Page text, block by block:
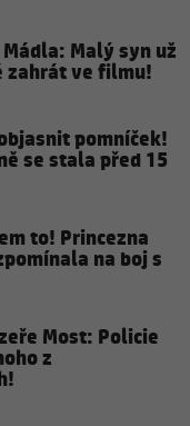
Malý syn už
zahrát ve filmu!
pomníček!
se stala před 15
to! Princezna
na boj s
Most: Policie
z